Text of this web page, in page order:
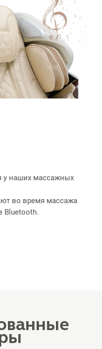
у наших массажных
во время массажа
Bluetooth.